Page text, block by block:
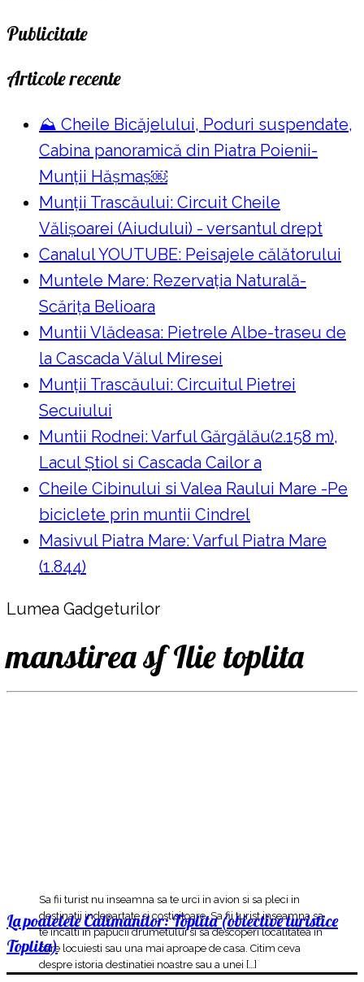
Publicitate
Articole recente
⛰️ Cheile Bicăjelului, Poduri suspendate,
Cabina panoramică din Piatra Poienii-
Munții Hășmaș￼
Munții Trascăului: Circuit Cheile
Vălișoarei (Aiudului) - versantul drept
Canalul YOUTUBE: Peisajele călătorului
Muntele Mare: Rezervaţia Naturală-
Scăriţa Belioara
Muntii Vlădeasa: Pietrele Albe-traseu de
la Cascada Vălul Miresei
Munții Trascăului: Circuitul Pietrei
Secuiului
Muntii Rodnei: Varful Gărgălău(2.158 m),
Lacul Ştiol si Cascada Cailor a
Cheile Cibinului si Valea Raului Mare -Pe
biciclete prin muntii Cindrel
Masivul Piatra Mare: Varful Piatra Mare
(1.844)
Lumea Gadgeturilor
manstirea sf Ilie toplita
Sa fii turist nu inseamna sa te urci in avion si sa pleci in
destinatii indepartate si costisitoare. Sa fii turist inseamna sa
te incalti in papucii drumetului si sa descoperi localitatea in
care locuiesti sau una mai aproape de casa. Citim ceva
despre istoria destinatiei noastre sau a unei […]
La poalelele Calimanilor: Toplita (obiective turistice
Toplita)